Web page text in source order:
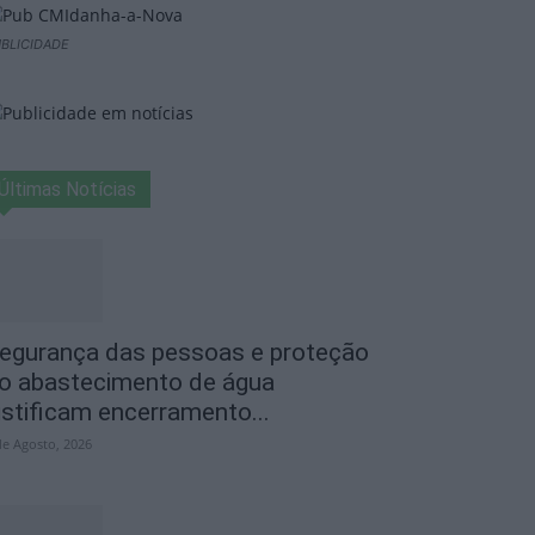
Últimas Notícias
das pessoas e proteção
abastecimento de água
encerramento...
Agosto, 2026